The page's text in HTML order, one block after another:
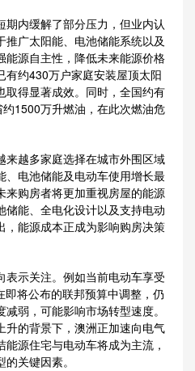
期内缓解了部分压力，但业内认
推广太阳能、电池储能系统以及
能源自主性，降低未来能源价格
有约430万户家庭安装屋顶太阳
取得显著成效。同时，全国约有
1500万升燃油，在此次燃油危
来越多家庭选择在城市外围区域
、电池储能及电动车使用增长最
来购房者将更加重视房屋的能源
能、全电化设计以及支持电动
，能源成本正成为影响购房决策
示关注。例如当前电动车享受
将公布的联邦预算中调整，仍
弱，可能影响市场转型速度。
升的背景下，澳洲正加速向电气
源住宅与电动车将成为主流，
关键因素。